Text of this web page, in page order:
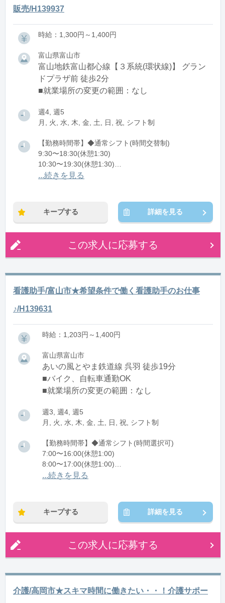
販売/H139937
時給：1,300円～1,400円
富山県富山市
富山地鉄富山都心線【３系統(環状線)】 グラン
ドプラザ前 徒歩2分
■就業場所の変更の範囲：なし
週4, 週5
月, 火, 水, 木, 金, 土, 日, 祝, シフト制
【勤務時間帯】◆通常シフト(時間交替制)
9:30〜18:30(休憩1:30)
10:30〜19:30(休憩1:30)
11:30〜20:30(休憩1:30)
...続きを見る
キープする 詳細を見る
この求人に応募する
看護助手/富山市★希望条件で働く看護助手のお仕事
♪/H139631
時給：1,203円～1,400円
富山県富山市
あいの風とやま鉄道線 呉羽 徒歩19分
■バイク、自転車通勤OK
■就業場所の変更の範囲：なし
週3, 週4, 週5
月, 火, 水, 木, 金, 土, 日, 祝, シフト制
【勤務時間帯】◆通常シフト(時間選択可)
7:00〜16:00(休憩1:00)
8:00〜17:00(休憩1:00)
12:00〜21:00(休憩1:00)
...続きを見る
キープする 詳細を見る
この求人に応募する
介護/高岡市★スキマ時間に働きたい・・！介護サポー